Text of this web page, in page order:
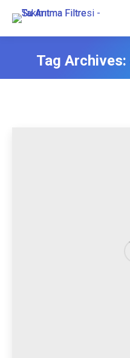
Tag Archives: